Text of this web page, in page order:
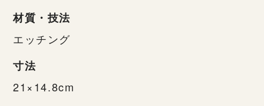
材質・技法
エッチング
寸法
21×14.8cm